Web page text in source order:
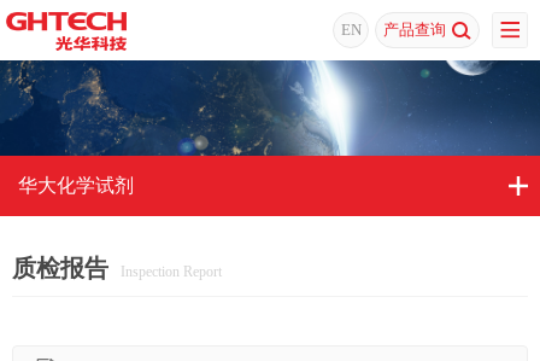
EN 产品查询
华大化学试剂
质检报告 Inspection Report